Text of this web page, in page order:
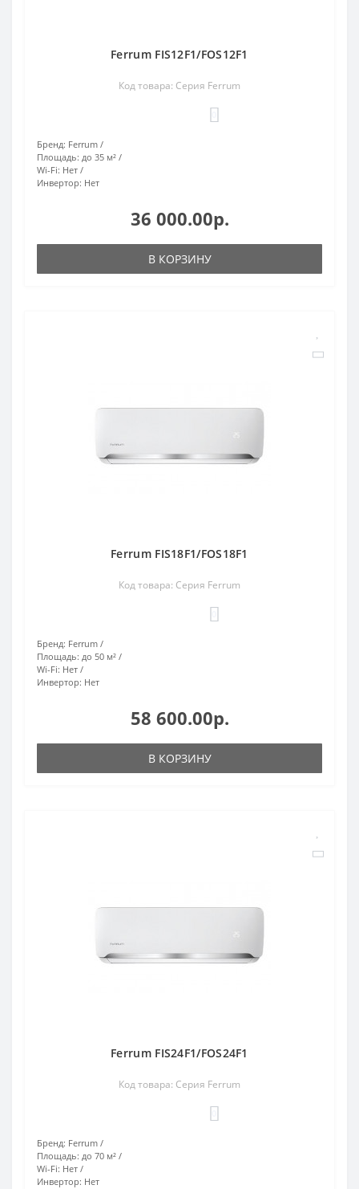
Ferrum FIS12F1/FOS12F1
Код товара: Серия Ferrum
Бренд: Ferrum
Площадь: до 35 м²
Wi-Fi: Нет
Инвертор: Нет
36 000.00р.
В КОРЗИНУ
Ferrum FIS18F1/FOS18F1
Код товара: Серия Ferrum
Бренд: Ferrum
Площадь: до 50 м²
Wi-Fi: Нет
Инвертор: Нет
58 600.00р.
В КОРЗИНУ
Ferrum FIS24F1/FOS24F1
Код товара: Серия Ferrum
Бренд: Ferrum
Площадь: до 70 м²
Wi-Fi: Нет
Инвертор: Нет